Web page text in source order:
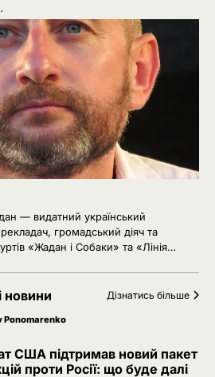
— видатний український
громадський діяч та
«Жадан і Собаки» та «Лінія…
новини Дізнатись більше
США підтримав новий пакет
проти Росії: що буде далі
Ponomarenko
нерухомість після 2025
які проєкти формують новий
столиці
Ponomarenko
удари по НАТО
дронами
Марина
Херсон: коли
світло в оселі
Марина
базою Німеччини,
Patriot
Ponomarenko
США підтримав новий пакет
проти Росії: що буде далі